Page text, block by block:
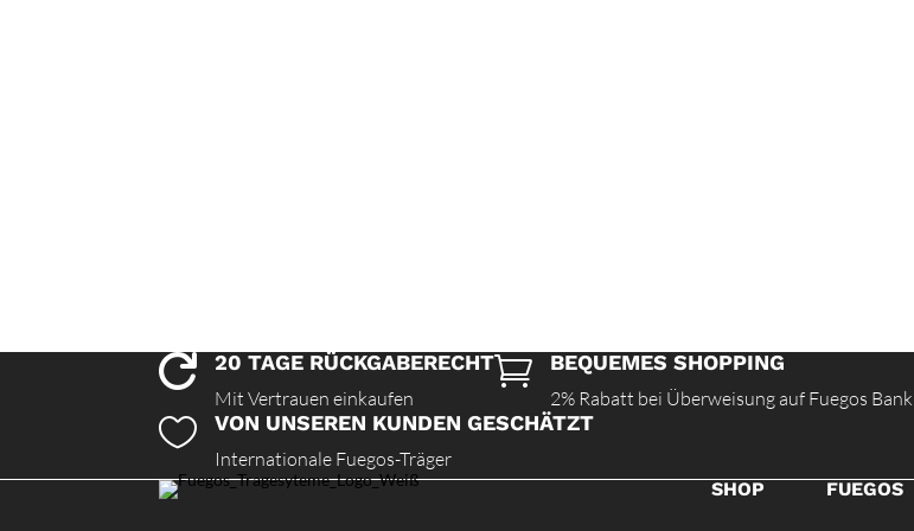
 20 TAGE RÜCKGABERECHT
Mit Vertrauen einkaufen
 BEQUEMES SHOPPING
2% Rabatt bei Überweisung auf Fuegos Bank
 VON UNSEREN KUNDEN GESCHÄTZT
Internationale Fuegos-Träger
SHOP FUEGOS